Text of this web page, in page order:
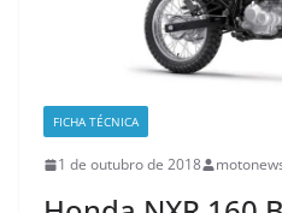
FICHA TÉCNICA
1 de outubro de 2018